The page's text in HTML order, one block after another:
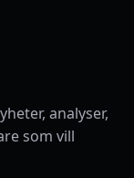
analyser,
som vill